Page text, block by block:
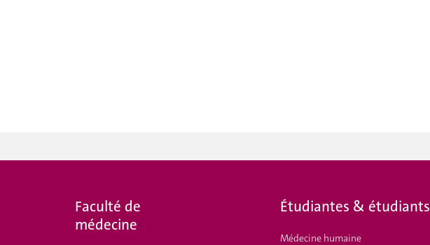
Faculté de
médecine
Étudiantes & étudiants
Médecine humaine